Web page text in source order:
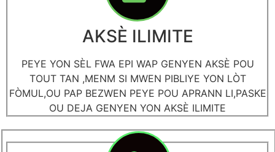
AKSÈ ILIMITE
PEYE YON SÈL FWA EPI WAP GENYEN AKSÈ POU
TOUT TAN ,MENM SI MWEN PIBLIYE YON LÒT
FÒMUL,OU PAP BEZWEN PEYE POU APRANN LI,PASKE
OU DEJA GENYEN YON AKSÈ ILIMITE